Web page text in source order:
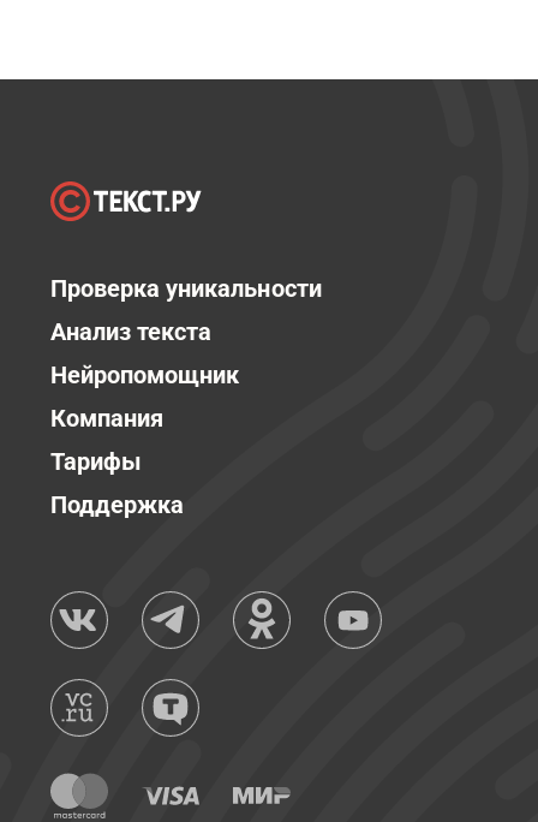
Проверка уникальности
Анализ текста
Нейропомощник
Компания
Тарифы
Поддержка